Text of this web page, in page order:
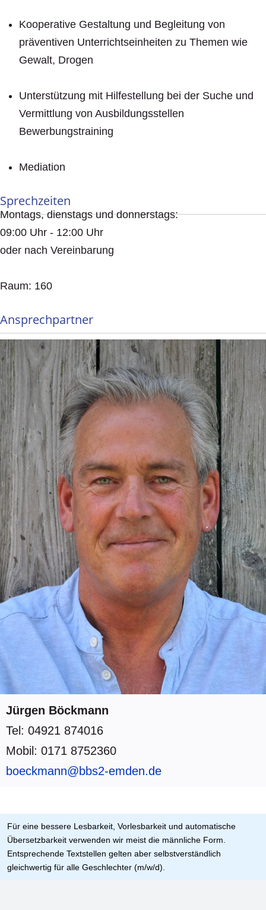
Kooperative Gestaltung und Begleitung von
präventiven Unterrichtseinheiten zu Themen wie
Gewalt, Drogen
Unterstützung mit Hilfestellung bei der Suche und
Vermittlung von Ausbildungsstellen
Bewerbungstraining
Mediation
Sprechzeiten
Montags, dienstags und donnerstags:
09:00 Uhr - 12:00 Uhr
oder nach Vereinbarung
Raum: 160
Ansprechpartner
Jürgen Böckmann
Tel: 04921 874016
Mobil: 0171 8752360
boeckmann@bbs2-emden.de
Für eine bessere Lesbarkeit, Vorlesbarkeit und automatische
Übersetzbarkeit verwenden wir meist die männliche Form.
Entsprechende Textstellen gelten aber selbstverständlich
gleichwertig für alle Geschlechter (m/w/d).